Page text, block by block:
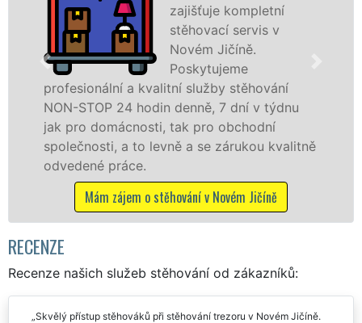
Novém Jičíně na
špičkové úrovni se
speciální stěhovací
technikou. Tyto
služby zajišťujeme domácnostem i firmám v
celém okresu Nový Jičín se zárukou kvality
franchisové sítě EXTRA STĚHOVÁNÍ.
Nabízíme stěhovací služby NON-STOP
včetně víkendů a svátků bez příplatků.
Mám zájem o stěhovací služby v Novém Jičíně
RECENZE
Recenze našich služeb stěhování od zákazníků:
Skvělý přístup stěhováků při stěhování trezoru v Novém Jičíně.